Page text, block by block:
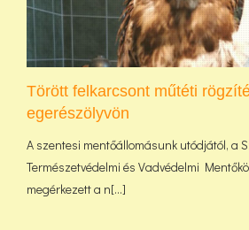
Törött felkarcsont műtéti
egerészölyvön
A szentesi mentőállomásunk utódjától, a
Természetvédelmi és Vadvédelmi
megérkezett a n[...]